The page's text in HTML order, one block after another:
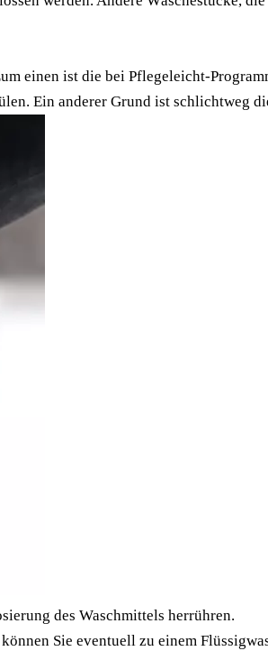
einen ist die bei Pflegeleicht-
Ein anderer Grund ist schlichtweg
des Waschmittels herrühren.
Sie eventuell zu einem